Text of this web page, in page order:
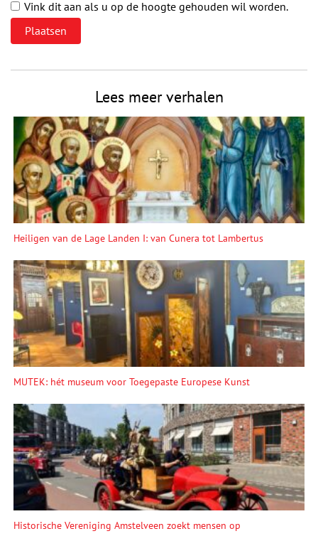
Vink dit aan als u op de hoogte gehouden wil worden.
Lees meer verhalen
Heiligen van de Lage Landen I: van Cunera tot Lambertus
MUTEK: hét museum voor Toegepaste Europese Kunst
Historische Vereniging Amstelveen zoekt mensen op